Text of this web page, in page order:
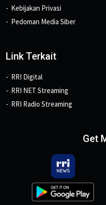
Kebijakan Privasi
Pedoman Media Siber
Link Terkait
RRI Digital
RRI NET Streaming
RRI Radio Streaming
Get